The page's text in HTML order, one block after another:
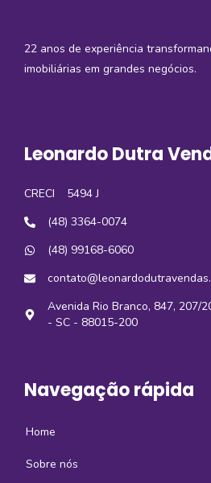
22 anos de experiência
imobiliárias em grandes negócios.
Leonardo Dutra
CRECI
5494 J
(48) 3364-0074
(48) 99168-6060
Avenida Rio Branco, 847, 207/
- SC - 88015-200
Navegação rápida
Home
Sobre nós